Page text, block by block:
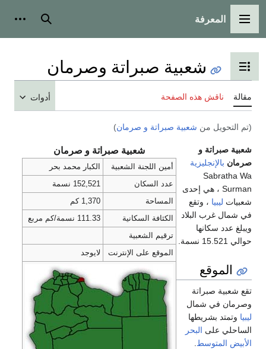
القائمة الرئيسية
المعرفة بحث
تبديل عرض جدول المحتويات
شعبية صبراتة وصرمان
مقالة ناقش هذه الصفحة أدوات
(تم التحويل من شعبية صبراتة و صرمان)
شعبية صبراتة و صرمان
أمين اللجنة الشعبية
الكبار محمد بحر
عدد السكان
152,521 نسمة
المساحة
1,370 كم
الكثافة السكانية
111.33 نسمة/كم مربع
ترقيم الشعبية
الموقع على الإنترنت
لايوجد
شعبية صبراتة و
صرمان بالإنجليزية
Sabratha Wa
Surman ، هي إحدى
شعبيات ليبيا ، وتقع
في شمال غرب البلاد
ويبلغ عدد سكانها
حوالي 15.521 نسمة.
الموقع
تقع شعبية صبراتة
وصرمان في شمال
ليبيا وتمتد بشريطها
الساحلي على البحر
الأبيض المتوسط.